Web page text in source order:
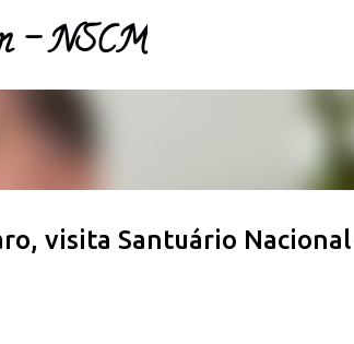
- NSCM
visita Santuário Nacional